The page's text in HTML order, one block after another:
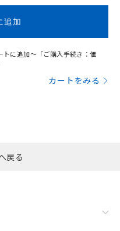
追加
に追加～「ご購入手続き：価
カートをみる
戻る